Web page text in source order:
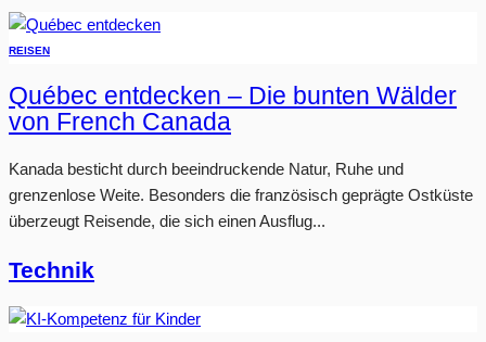
REISEN
Québec entdecken – Die bunten Wälder
von French Canada
Kanada besticht durch beeindruckende Natur, Ruhe und
grenzenlose Weite. Besonders die französisch geprägte Ostküste
überzeugt Reisende, die sich einen Ausflug...
Technik